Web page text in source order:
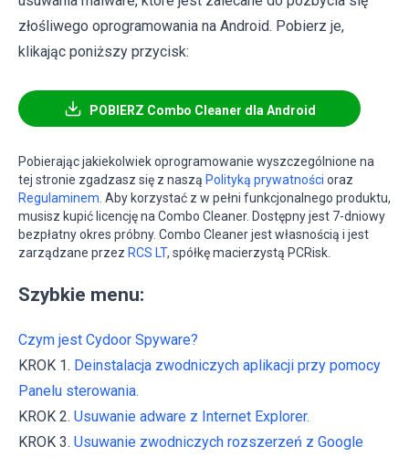
złośliwego oprogramowania na Android. Pobierz je,
klikając poniższy przycisk:
POBIERZ Combo Cleaner dla Android
Pobierając jakiekolwiek oprogramowanie wyszczególnione na
tej stronie zgadzasz się z naszą Polityką prywatności oraz
Regulaminem . Aby korzystać z w pełni funkcjonalnego produktu,
musisz kupić licencję na Combo Cleaner. Dostępny jest 7-dniowy
bezpłatny okres próbny. Combo Cleaner jest własnością i jest
zarządzane przez RCS LT, spółkę macierzystą PCRisk.
Szybkie menu:
Czym jest Cydoor Spyware?
KROK 1. Deinstalacja zwodniczych aplikacji przy pomocy
Panelu sterowania.
KROK 2. Usuwanie adware z Internet Explorer.
KROK 3. Usuwanie zwodniczych rozszerzeń z Google